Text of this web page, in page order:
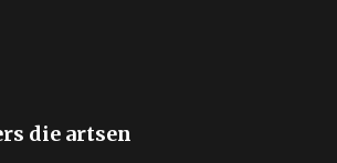
die artsen